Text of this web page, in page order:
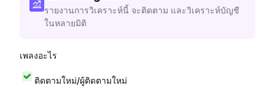
รายงานการวิเคราะห์นี้ จะติดตาม และวิเคราะห์บัญชี
ในหลายมิติ
เพลงอะไร
ติดตามใหม่/ผู้ติดตามใหม่